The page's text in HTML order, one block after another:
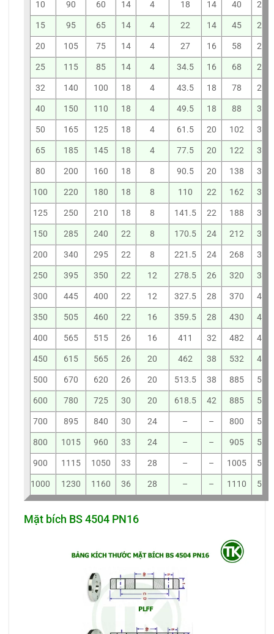
10 90 60 14 4 18 14 40
2
15
95 65 14 4 22 14 45
2
20
105 75 14 4 27 16 58
2
25
115 85 14 4 34.5 16 68
2
32
140 100 18 4 43.5 18 78
2
40
150 110 18 4 49.5 18 88
3
50
165 125 18 4 61.5 20 102
3
65
185 145 18 4 77.5 20 122
3
80
200 160 18 8 90.5 20 138
3
100
220 180 18 8 110 22 162
3
125
250 210 18 8 141.5 22 188
3
150
285 240 22 8 170.5 24 212
3
200
340 295 22 8 221.5 24 268
3
250
395 350 22 12 278.5 26 320
3
300
445 400 22 12 327.5 28 370
4
350
505 460 22 16 359.5 28 430
4
400
565 515 26 16 411 32 482
4
450
615 565 26 20 462 38 532
4
500
670 620 26 20 513.5 38 885
5
600
780 725 30 20 618.5 42 885
5
700
895 840 30 24 – – 800
5
800
1015 960 33 24 – – 905
5
900
1115 1050 33 28 – – 1005
5
1000
1230 1160 36 28 – – 1110 5
Mặt bích BS 4504 PN16